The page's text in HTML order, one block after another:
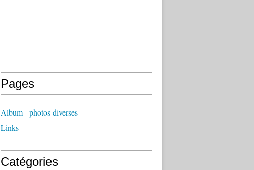
Pages
Album - photos diverses
Links
Catégories